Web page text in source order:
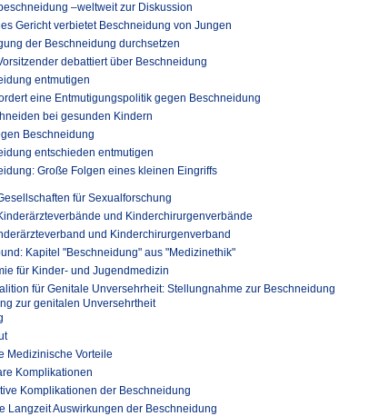
–weltweit zur Diskussion
Gericht verbietet Beschneidung von Jungen
der Beschneidung durchsetzen
debattiert über Beschneidung
entmutigen
eine Entmutigungspolitik gegen Beschneidung
bei gesunden Kindern
Beschneidung
entschieden entmutigen
Große Folgen eines kleinen Eingriffs
für Sexualforschung
und Kinderchirurgenverbände
und Kinderchirurgenverband
Kapitel "Beschneidung" aus "Medizinethik"
für Kinder- und Jugendmedizin
für Genitale Unversehrheit: Stellungnahme zur Beschneidung
zur genitalen Unversehrtheit
Medizinische Vorteile
Komplikationen
Komplikationen der Beschneidung
Langzeit Auswirkungen der Beschneidung